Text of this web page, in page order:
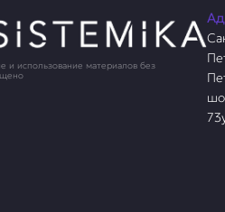
и использование материалов без